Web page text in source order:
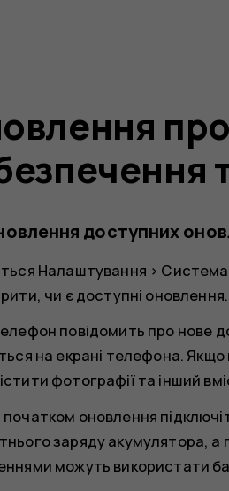
доступних
Налаштування > Система
чи є доступні оновлення.
повідомить про нове
на екрані телефона.
фотографії та інший
оновлення
заряду акумулятора, а
можуть використати